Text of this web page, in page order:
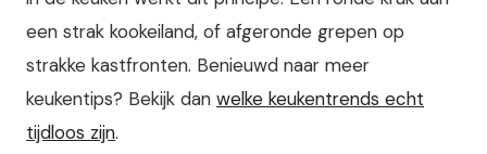
een strak kookeiland, of afgeronde grepen op
strakke kastfronten. Benieuwd naar meer
keukentips? Bekijk dan welke keukentrends echt
tijdloos zijn.